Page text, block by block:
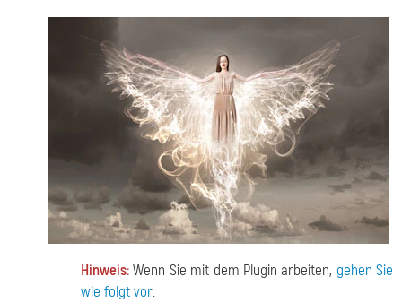
Hinweis:Wenn Sie mit dem Plugin arbeiten, gehen Sie
wie folgt vor.